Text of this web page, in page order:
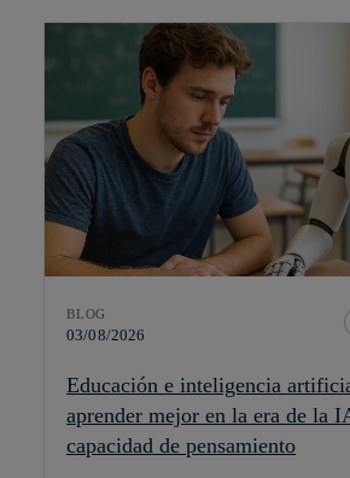
BLOG
03/08/2026
Educación e inteligencia
aprender mejor en la era de la
capacidad de pensamiento